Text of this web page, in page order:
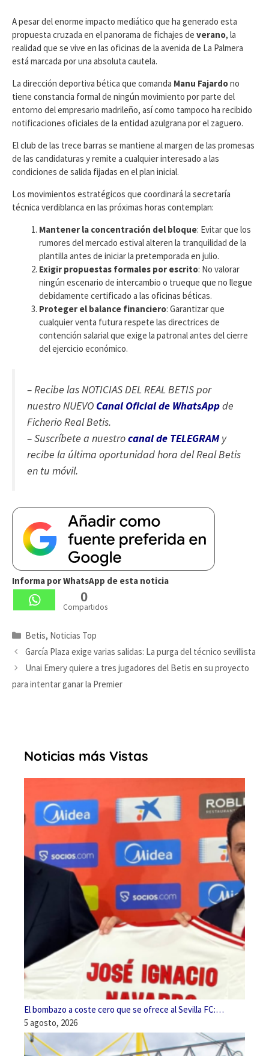
​A pesar del enorme impacto mediático que ha generado esta
propuesta cruzada en el panorama de fichajes de verano, la
realidad que se vive en las oficinas de la avenida de La Palmera
está marcada por una absoluta cautela.
La dirección deportiva bética que comanda Manu Fajardono
tiene constancia formal de ningún movimiento por parte del
entorno del empresario madrileño, así como tampoco ha recibido
notificaciones oficiales de la entidad azulgrana por el zaguero.
El club de las trece barras se mantiene al margen de las promesas
de las candidaturas y remite a cualquier interesado a las
condiciones de salida fijadas en el plan inicial.
​Los movimientos estratégicos que coordinará la secretaría
técnica verdiblanca en las próximas horas contemplan:
Mantener la concentración del bloque: Evitar que los
rumores del mercado estival alteren la tranquilidad de la
plantilla antes de iniciar la pretemporada en julio.
Exigir propuestas formales por escrito: No valorar
ningún escenario de intercambio o trueque que no llegue
debidamente certificado a las oficinas béticas.
Proteger el balance financiero: Garantizar que
cualquier venta futura respete las directrices de
contención salarial que exige la patronal antes del cierre
del ejercicio económico.
– Recibe las NOTICIAS DEL REAL BETIS por
nuestro NUEVO Canal Oficial de WhatsAppde
Ficherio Real Betis.
– Suscríbete a nuestrocanal de TELEGRAMy
recibe la última oportunidad hora del Real Betis
en tu móvil.
Informa por WhatsApp de esta noticia
0
Compartidos
Categorías
Betis, Noticias Top
García Plaza exige varias salidas: La purga del técnico sevillista
Unai Emery quiere a tres jugadores del Betis en su proyecto
para intentar ganar la Premier
Noticias más Vistas
El bombazo a coste cero que se ofrece al Sevilla FC:…
5 agosto, 2026